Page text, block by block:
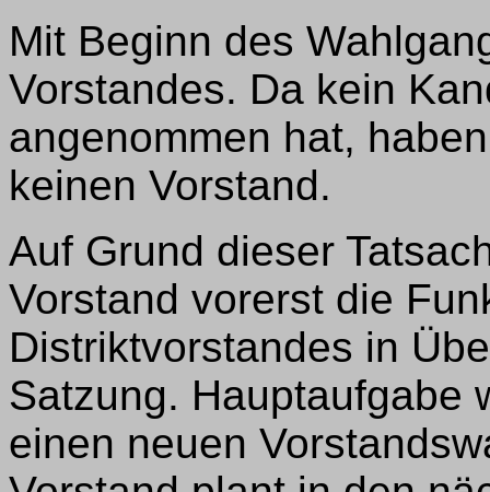
Mit Beginn des
Vorstandes. Da kein
angenommen hat,
keinen Vorstand.
Auf Grund dieser
Vorstand vorerst die
Distriktvorstandes in
Satzung. Hauptaufgabe
einen neuen